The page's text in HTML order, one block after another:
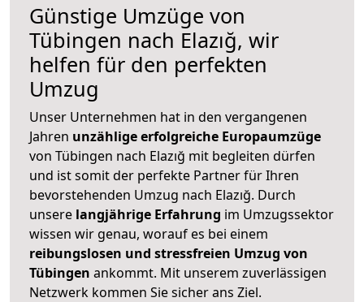
Günstige Umzüge von
Tübingen nach Elazığ, wir
helfen für den perfekten
Umzug
Unser Unternehmen hat in den vergangenen
Jahren unzählige erfolgreiche Europaumzüge
von Tübingen nach Elazığ mit begleiten dürfen
und ist somit der perfekte Partner für Ihren
bevorstehenden Umzug nach Elazığ. Durch
unsere langjährige Erfahrung im Umzugssektor
wissen wir genau, worauf es bei einem
reibungslosen und stressfreien Umzug von
Tübingen ankommt. Mit unserem zuverlässigen
Netzwerk kommen Sie sicher ans Ziel.